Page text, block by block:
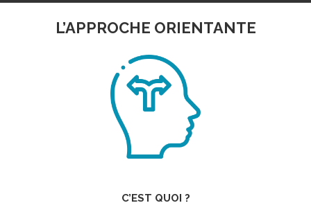
L’APPROCHE ORIENTANTE
C’EST QUOI ?